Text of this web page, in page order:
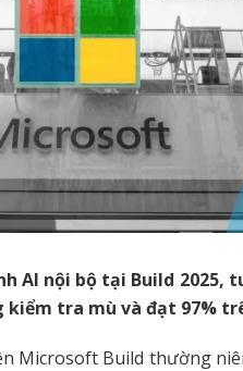
AI nội bộ tại Build 2025,
tra mù và đạt 97%
Microsoft Build thường